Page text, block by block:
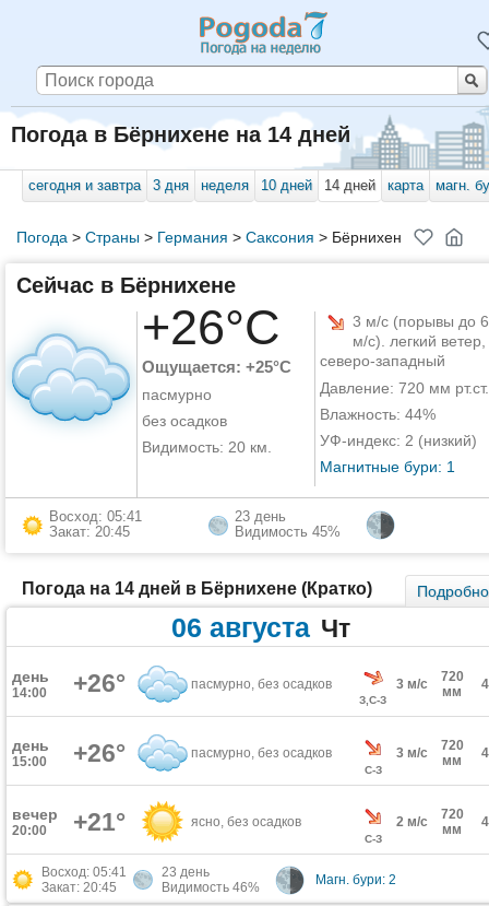
Погода в Бёрнихене на 14 дней
сегодня и завтра 3 дня неделя 10 дней 14 дней карта магн.
Погода > Страны> Германия > Саксония > Бёрнихен
Сейчас в Бёрнихене
+26°C
Ощущается: +25°C
пасмурно
без осадков
Видимость: 20 км.
3 м/с (порывы до 6
м/с). легкий ветер,
северо-западный
Давление: 720 мм рт.ст.
Влажность: 44%
УФ-индекс: 2 (низкий)
Магнитные бури: 1
Восход: 05:41
Закат: 20:45
23 день
Видимость 45%
Погода на 14 дней в Бёрнихене (Кратко) Подробно
06 августа Чт
день
14:00 +26° пасмурно, без осадков
З,С-З
3 м/с
720
мм
день
15:00 +26° пасмурно, без осадков
С-З
3 м/с
720
мм
вечер
20:00 +21° ясно, без осадков
С-З
2 м/с
720
мм
Восход: 05:41
Закат: 20:45
23 день
Видимость 46%
Магн. бури: 2